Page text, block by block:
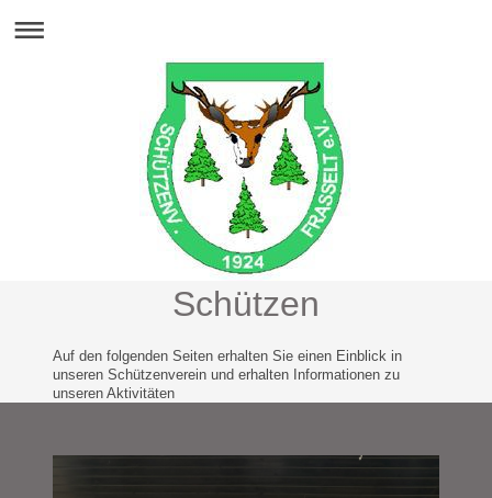
Schützen
Auf den folgenden Seiten erhalten Sie einen Einblick in
unseren Schützenverein und erhalten Informationen zu
unseren Aktivitäten